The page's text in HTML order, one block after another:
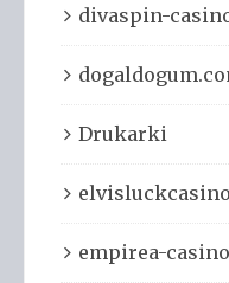
divaspin-
Drukarki
empirea-